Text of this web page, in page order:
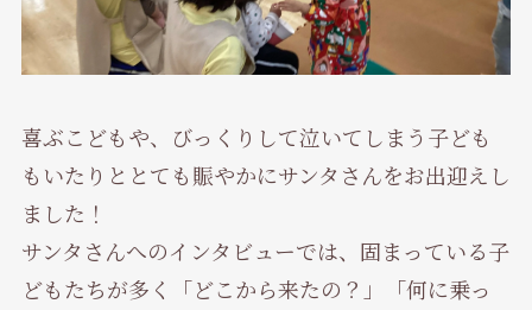
喜ぶこどもや、びっくりして泣いてしまう子ども
もいたりととても賑やかにサンタさんをお出迎えし
ました！
サンタさんへのインタビューでは、固まっている子
どもたちが多く「どこから来たの？」「何に乗っ